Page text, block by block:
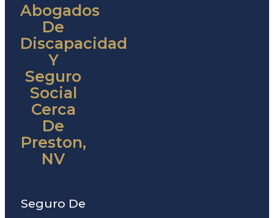
Abogados
De
Discapacidad
Y
Seguro
Social
Cerca
De
Preston,
NV
Seguro De